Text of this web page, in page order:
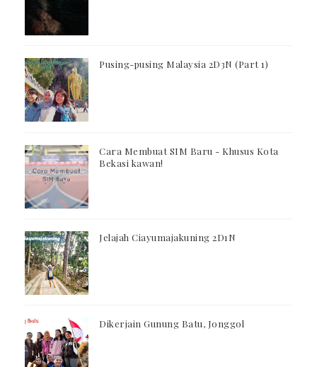
Pusing-pusing Malaysia 2D3N (Part 1)
Cara Membuat SIM Baru - Khusus Kota
Bekasi kawan!
Jelajah Ciayumajakuning 2D1N
Dikerjain Gunung Batu, Jonggol